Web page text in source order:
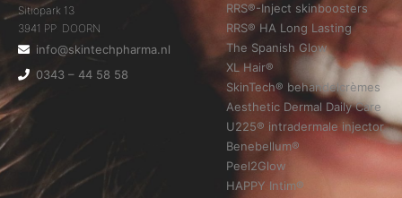
Sitiopark 13
3941 PP DOORN
info@skintechpharma.nl
0343 – 44 58 58
RRS®-Inject skinboosters
RRS® HA Long Lasting
The Spanish Glow
XL Hair®
SkinTech® behandelcrèmes
Aesthetic Dermal Daily Care
U225® intradermale injector
Benebellum®
Peel2Glow
HAPPY Intim®